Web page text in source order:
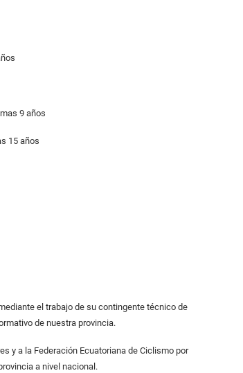
9 años
15 años
el trabajo de su contingente técnico de
de nuestra provincia.
y a la Federación Ecuatoriana de Ciclismo por
a nivel nacional.